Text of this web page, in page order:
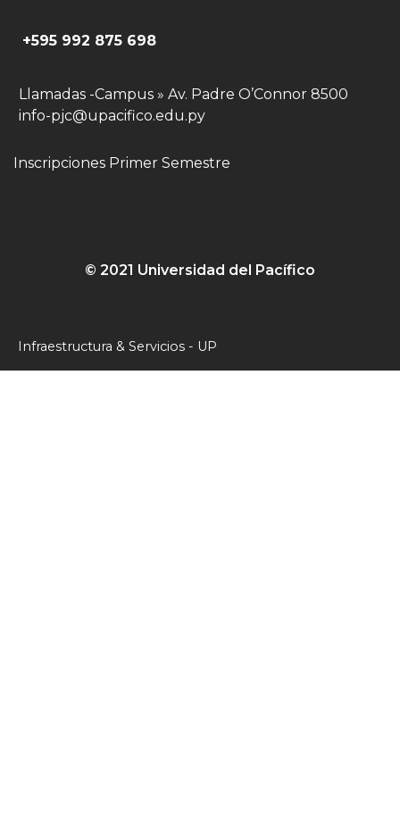
+595 992 875 698
Llamadas -Campus » Av. Padre O’Connor 8500
info-pjc@upacifico.edu.py
Inscripciones Primer Semestre
© 2021 Universidad del Pacífico
Infraestructura & Servicios - UP